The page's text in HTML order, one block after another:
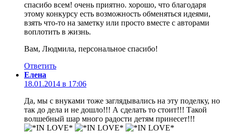
спасибо всем! очень приятно. хорошо, что благодаря
этому конкурсу есть возможность обменяться идеями,
взять что-то на заметку или просто вместе с авторами
воплотить в жизнь.
Вам, Людмила, персональное спасибо!
Ответить
Елена
18.01.2014 в 17:06
Да, мы с внуками тоже заглядывались на эту поделку, но
так до дела и не дошло!!! А сделать то стоит!!! Такой
волшебный шар много радости детям принесет!!!